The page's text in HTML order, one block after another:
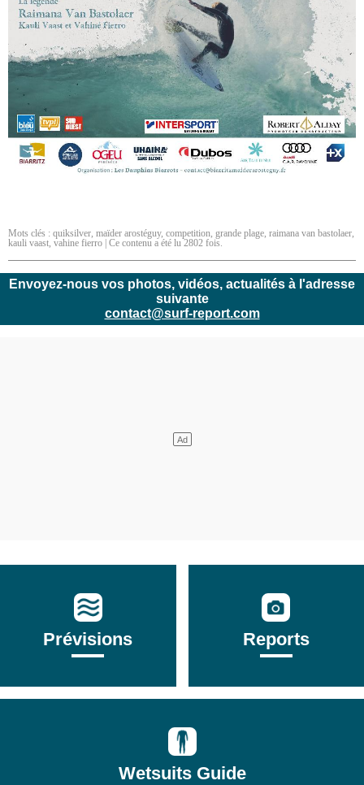
Mots clés : quiksilver, maïder arostéguy, competition, grande plage, raimana van bastolaer,
kauli vaast, vahine fierro | Ce contenu a été lu 2802 fois.
Envoyez-nous vos photos, vidéos, actualités à l'adresse
suivante
contact@surf-report.com
Prévisions Reports
Wetsuits Guide